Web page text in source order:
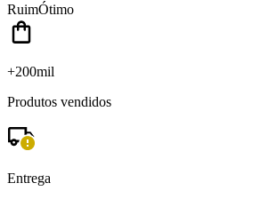
RuimÓtimo
+200mil
Produtos vendidos
Entrega